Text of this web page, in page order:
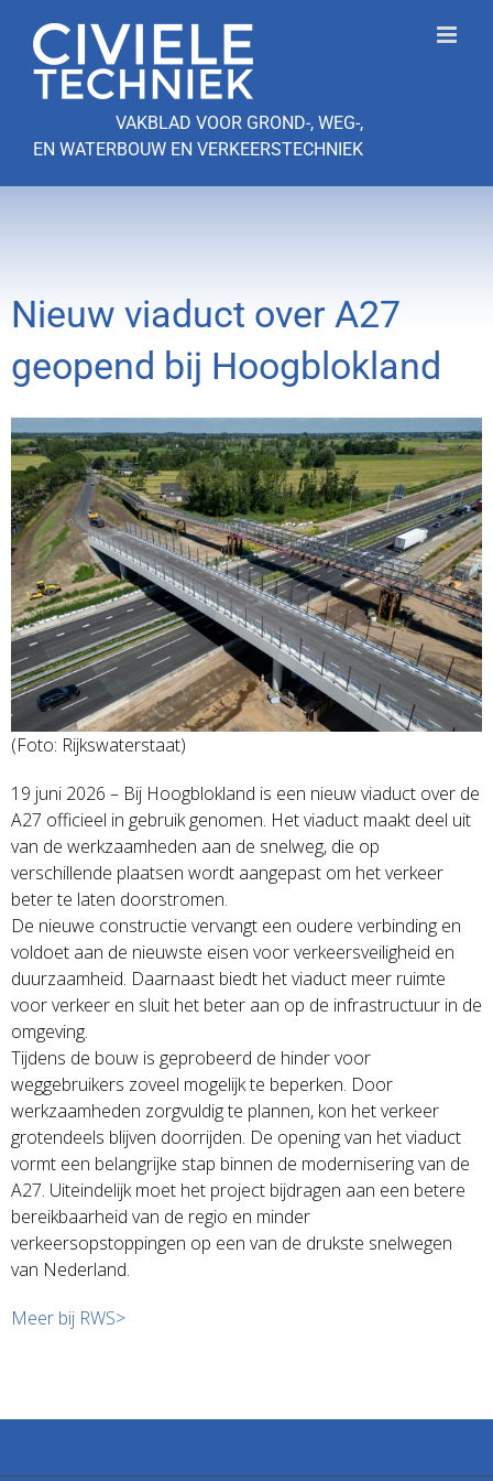
naar
inhoud
VAKBLAD VOOR GROND-, WEG-,
EN WATERBOUW EN VERKEERSTECHNIEK
Nieuw viaduct over A27
geopend bij Hoogblokland
(Foto: Rijkswaterstaat)
19 juni 2026 – Bij Hoogblokland is een nieuw viaduct over de
A27 officieel in gebruik genomen. Het viaduct maakt deel uit
van de werkzaamheden aan de snelweg, die op
verschillende plaatsen wordt aangepast om het verkeer
beter te laten doorstromen.
De nieuwe constructie vervangt een oudere verbinding en
voldoet aan de nieuwste eisen voor verkeersveiligheid en
duurzaamheid. Daarnaast biedt het viaduct meer ruimte
voor verkeer en sluit het beter aan op de infrastructuur in de
omgeving.
Tijdens de bouw is geprobeerd de hinder voor
weggebruikers zoveel mogelijk te beperken. Door
werkzaamheden zorgvuldig te plannen, kon het verkeer
grotendeels blijven doorrijden. De opening van het viaduct
vormt een belangrijke stap binnen de modernisering van de
A27. Uiteindelijk moet het project bijdragen aan een betere
bereikbaarheid van de regio en minder
verkeersopstoppingen op een van de drukste snelwegen
van Nederland.
Meer bij RWS>